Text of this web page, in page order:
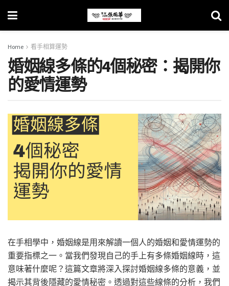
Home 看手相算運勢
婚姻線多條的4個秘密：揭開你
的愛情運勢
在手相學中，婚姻線是用來解讀一個人的婚姻和愛情運勢的
重要指標之一。當我們發現自己的手上有多條婚姻線時，這
意味著什麼呢？這篇文章將深入探討婚姻線多條的意義，並
揭示其背後隱藏的愛情秘密。透過對這些線條的分析，我們